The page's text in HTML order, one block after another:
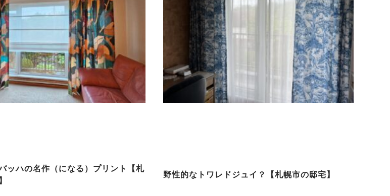
ッハの名作（になる）プリント【札
野性的なトワレドジュイ？【札幌市の邸宅】